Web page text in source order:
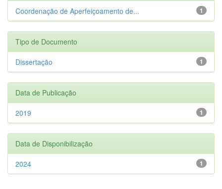
1
Coordenação de Aperfeiçoamento de...
Tipo de Documento
1
Dissertação
Data de Publicação
1
2019
Data de Disponibilização
1
2024